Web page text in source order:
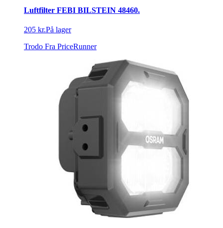
Luftfilter FEBI BILSTEIN 48460.
205 kr.På lager
Trodo Fra PriceRunner